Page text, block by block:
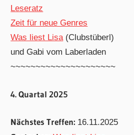
Leseratz
Zeit für neue Genres
Was liest Lisa(Clubstüberl)
und Gabi vom Laberladen
~~~~~~~~~~~~~~~~~~~~~
4. Quartal 2025
Nächstes Treffen: 16.11.2025